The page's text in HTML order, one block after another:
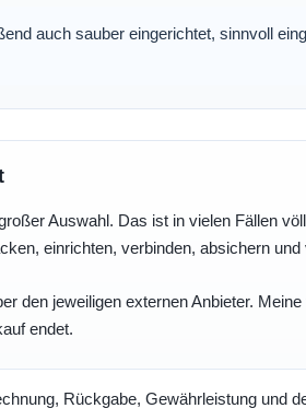
auch sauber eingerichtet, sinnvoll
Auswahl. Das ist in vielen Fällen
einrichten, verbinden, absichern und
den jeweiligen externen Anbieter.
endet.
Rückgabe, Gewährleistung und